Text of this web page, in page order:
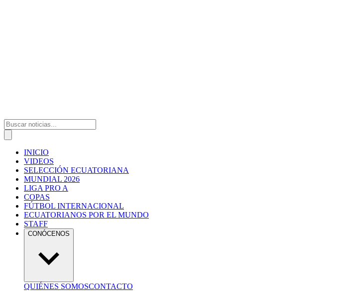
INICIO
VIDEOS
SELECCIÓN ECUATORIANA
MUNDIAL 2026
LIGA PRO A
COPAS
FÚTBOL INTERNACIONAL
ECUATORIANOS POR EL MUNDO
STAFF
CONÓCENOS
QUIÉNES SOMOSCONTACTO